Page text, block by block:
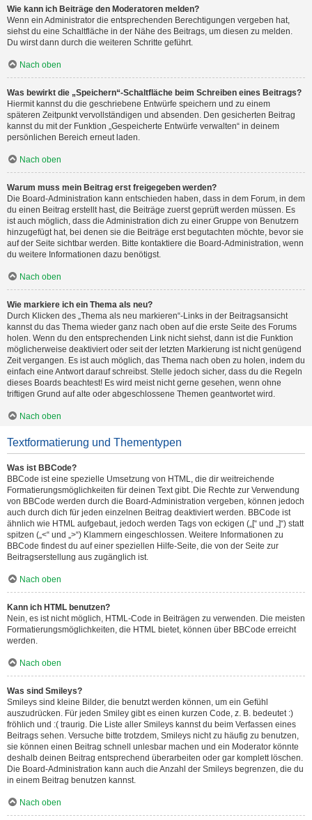
Wie kann ich Beiträge den Moderatoren melden?
Wenn ein Administrator die entsprechenden Berechtigungen vergeben hat,
siehst du eine Schaltfläche in der Nähe des Beitrags, um diesen zu melden.
Du wirst dann durch die weiteren Schritte geführt.
Nach oben
Was bewirkt die „Speichern“-Schaltfläche beim Schreiben eines Beitrags?
Hiermit kannst du die geschriebene Entwürfe speichern und zu einem
späteren Zeitpunkt vervollständigen und absenden. Den gesicherten Beitrag
kannst du mit der Funktion „Gespeicherte Entwürfe verwalten“ in deinem
persönlichen Bereich erneut laden.
Nach oben
Warum muss mein Beitrag erst freigegeben werden?
Die Board-Administration kann entschieden haben, dass in dem Forum, in dem
du einen Beitrag erstellt hast, die Beiträge zuerst geprüft werden müssen. Es
ist auch möglich, dass die Administration dich zu einer Gruppe von Benutzern
hinzugefügt hat, bei denen sie die Beiträge erst begutachten möchte, bevor sie
auf der Seite sichtbar werden. Bitte kontaktiere die Board-Administration, wenn
du weitere Informationen dazu benötigst.
Nach oben
Wie markiere ich ein Thema als neu?
Durch Klicken des „Thema als neu markieren“-Links in der Beitragsansicht
kannst du das Thema wieder ganz nach oben auf die erste Seite des Forums
holen. Wenn du den entsprechenden Link nicht siehst, dann ist die Funktion
möglicherweise deaktiviert oder seit der letzten Markierung ist nicht genügend
Zeit vergangen. Es ist auch möglich, das Thema nach oben zu holen, indem du
einfach eine Antwort darauf schreibst. Stelle jedoch sicher, dass du die Regeln
dieses Boards beachtest! Es wird meist nicht gerne gesehen, wenn ohne
triftigen Grund auf alte oder abgeschlossene Themen geantwortet wird.
Nach oben
Textformatierung und Thementypen
Was ist BBCode?
BBCode ist eine spezielle Umsetzung von HTML, die dir weitreichende
Formatierungsmöglichkeiten für deinen Text gibt. Die Rechte zur Verwendung
von BBCode werden durch die Board-Administration vergeben, können jedoch
auch durch dich für jeden einzelnen Beitrag deaktiviert werden. BBCode ist
ähnlich wie HTML aufgebaut, jedoch werden Tags von eckigen („[“ und „]“) statt
spitzen („<“ und „>“) Klammern eingeschlossen. Weitere Informationen zu
BBCode findest du auf einer speziellen Hilfe-Seite, die von der Seite zur
Beitragserstellung aus zugänglich ist.
Nach oben
Kann ich HTML benutzen?
Nein, es ist nicht möglich, HTML-Code in Beiträgen zu verwenden. Die meisten
Formatierungsmöglichkeiten, die HTML bietet, können über BBCode erreicht
werden.
Nach oben
Was sind Smileys?
Smileys sind kleine Bilder, die benutzt werden können, um ein Gefühl
auszudrücken. Für jeden Smiley gibt es einen kurzen Code, z. B. bedeutet :)
fröhlich und :( traurig. Die Liste aller Smileys kannst du beim Verfassen eines
Beitrags sehen. Versuche bitte trotzdem, Smileys nicht zu häufig zu benutzen,
sie können einen Beitrag schnell unlesbar machen und ein Moderator könnte
deshalb deinen Beitrag entsprechend überarbeiten oder gar komplett löschen.
Die Board-Administration kann auch die Anzahl der Smileys begrenzen, die du
in einem Beitrag benutzen kannst.
Nach oben